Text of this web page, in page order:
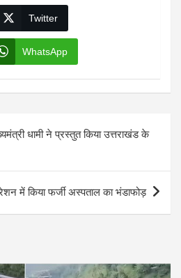
Twitter
WhatsApp
धामी ने प्रस्तुत किया उत्तराखंड के
में किया फर्जी अस्पताल का भंडाफोड़